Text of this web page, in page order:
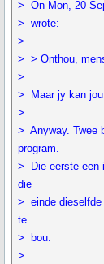
> On Mon, 20
> wrote:
>
> > Onthou,
>
> Maar jy kan jou
>
> Anyway. Twee
program.
> Die eerste een
die
> einde dieselfde
te
> bou.
>